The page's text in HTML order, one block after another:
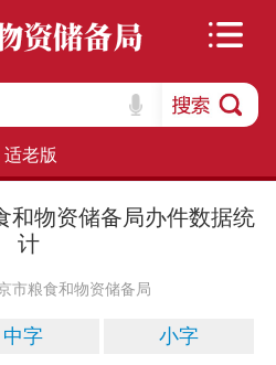
适老版
和物资储备局办件数据统
计
市粮食和物资储备局
中字 小字